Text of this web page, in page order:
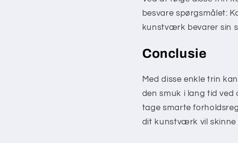
besvare spørgsmålet:
kunstværk bevarer sin
Conclusie
Med disse enkle trin
den smuk i lang tid
tage smarte
dit kunstværk vil skinne